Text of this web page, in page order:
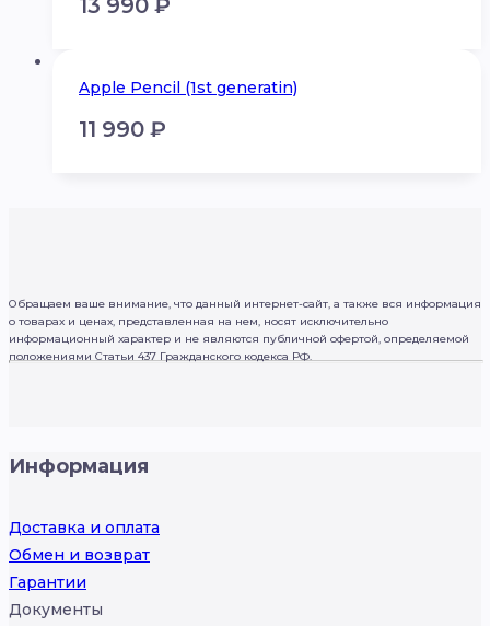
13 990 ₽
Apple Pencil (1st generatin)
11 990 ₽
Обращаем ваше внимание, что данный интернет-сайт, а также вся информация
о товарах и ценах, представленная на нем, носят исключительно
информационный характер и не являются публичной офертой, определяемой
положениями Статьи 437 Гражданского кодекса РФ.
Информация
Доставка и оплата
Обмен и возврат
Гарантии
Документы